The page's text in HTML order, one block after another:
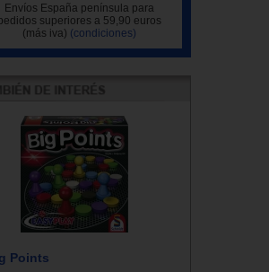
Envíos España península para
superiores a 59,90 euros
(más iva) (condiciones)
Points